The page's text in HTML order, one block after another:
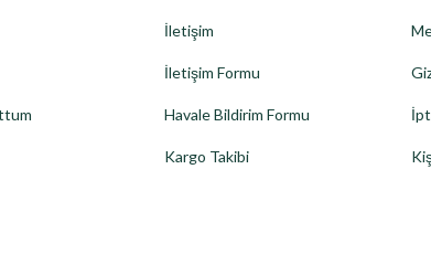
İletişim
İletişim Formu
Havale Bildirim Formu
Kargo Takibi